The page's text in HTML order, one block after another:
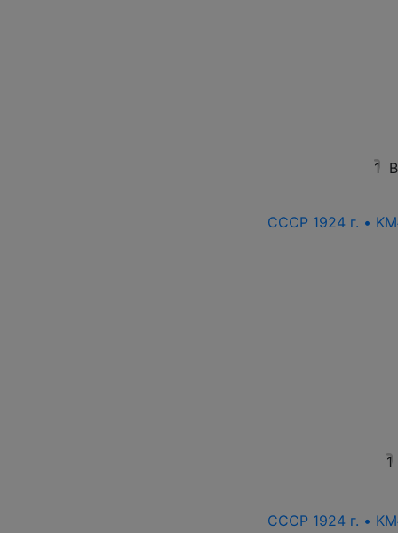
1
СССР 1924 г. •
1
СССР 1924 г. •